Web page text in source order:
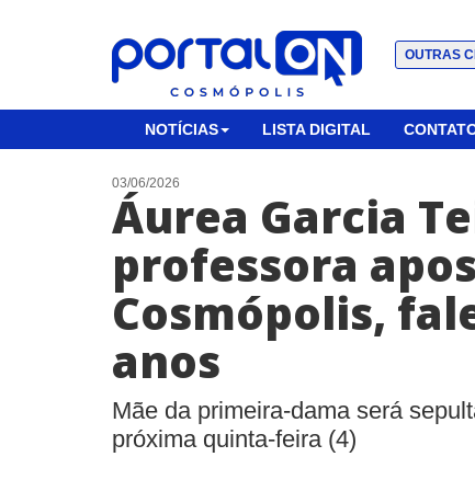
OUTRAS
NOTÍCIAS LISTA DIGITAL
03/06/2026
Áurea Garcia
professora
Cosmópolis,
anos
Mãe da primeira-dama será
próxima quinta-feira (4)